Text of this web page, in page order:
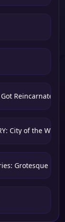
Reincarnated
City of the
Grotesque